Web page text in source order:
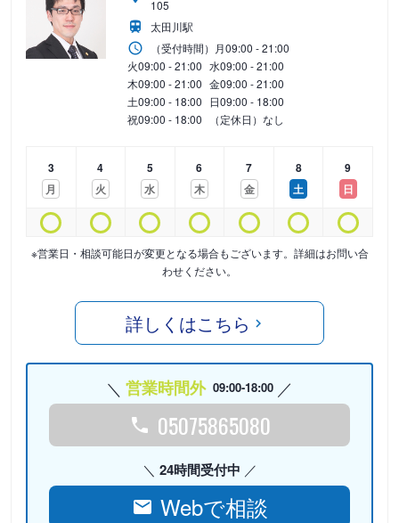
105
太田川駅
（受付時間） 月09:00 - 21:00
火09:00 - 21:00 水09:00 - 21:00
木09:00 - 21:00 金09:00 - 21:00
土09:00 - 18:00 日09:00 - 18:00
祝09:00 - 18:00 （定休日）なし
3
月
4
火
5
水
6
木
7
金
8
土
9
日
※営業日・相談可能日が変更となる場合もございます。詳細はお問い合
わせください。
詳しくはこちら
営業時間外 09:00-18:00
05075865080
24時間受付中
Webで相談